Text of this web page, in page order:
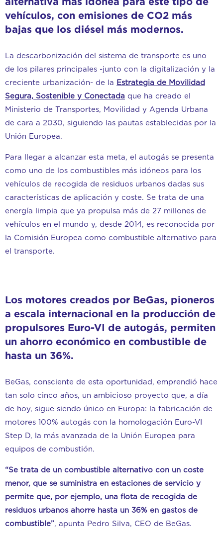
vehículos, con emisiones de CO2 más
bajas que los diésel más modernos.
La descarbonización del sistema de transporte es uno
de los pilares principales -junto con la digitalización y la
creciente urbanización- de la Estrategia de Movilidad
Segura, Sostenible y Conectada que ha creado el
Ministerio de Transportes, Movilidad y Agenda Urbana
de cara a 2030, siguiendo las pautas establecidas por la
Unión Europea.
Para llegar a alcanzar esta meta, el autogás se presenta
como uno de los combustibles más idóneos para los
vehículos de recogida de residuos urbanos dadas sus
características de aplicación y coste. Se trata de una
energía limpia que ya propulsa más de 27 millones de
vehículos en el mundo y, desde 2014, es reconocida por
la Comisión Europea como combustible alternativo para
el transporte.
Los motores creados por BeGas, pioneros
a escala internacional en la producción de
propulsores Euro-VI de autogás, permiten
un ahorro económico en combustible de
hasta un 36%.
BeGas, consciente de esta oportunidad, emprendió hace
tan solo cinco años, un ambicioso proyecto que, a día
de hoy, sigue siendo único en Europa: la fabricación de
motores 100% autogás con la homologación Euro-VI
Step D, la más avanzada de la Unión Europea para
equipos de combustión.
“Se trata de un combustible alternativo con un coste
menor, que se suministra en estaciones de servicio y
permite que, por ejemplo, una flota de recogida de
residuos urbanos ahorre hasta un 36% en gastos de
combustible”, apunta Pedro Silva, CEO de BeGas.